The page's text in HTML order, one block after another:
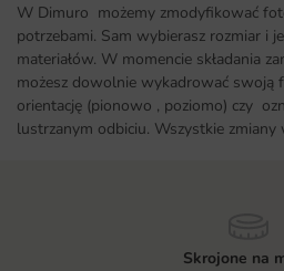
W Dimuro możemy zmodyfikować
potrzebami. Sam wybierasz rozmiar i
materiałów. W momencie składania
możesz dowolnie wykadrować swoją
orientację (pionowo , poziomo) czy
lustrzanym odbiciu. Wszystkie zmiany
Skrojone na